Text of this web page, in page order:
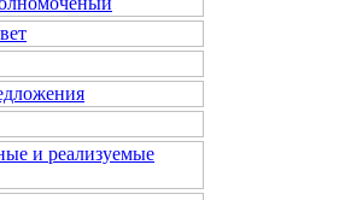
и реализуемые